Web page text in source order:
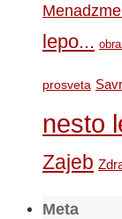
lepo...
prosveta
nesto
Zajeb
Meta